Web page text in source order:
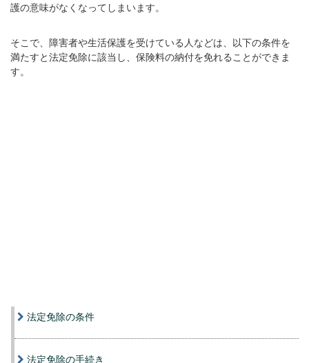
護の意味がなくなってしまいます。
そこで、障害者や生活保護を受けている人などは、以下の条件を
満たすと法定免除に該当し、保険料の納付を免れることができま
す。
法定免除の条件
法定免除の手続き